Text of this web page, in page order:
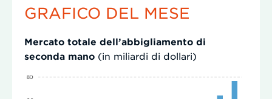
GRAFICO DEL MESE
Mercato totale dell’abbigliamento di
seconda mano (in miliardi di dollari)